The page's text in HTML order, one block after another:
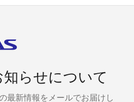
らせについて
最新情報をメールでお届けし